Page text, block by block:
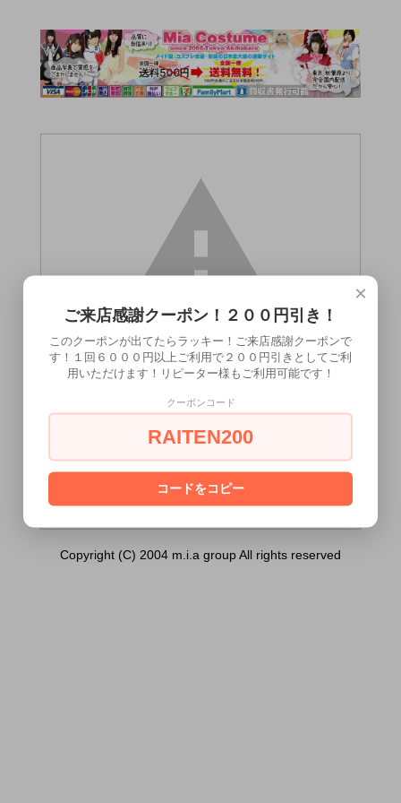
ディ電動ホール）は18歳未満の方には販売
[ はい ] [ いいえ ]
Copyright (C) 2004 m.i.a group All rights reserved
×
ご来店感謝クーポン！２００円引き！
このクーポンが出てたらラッキー！ご来店感謝クーポンで
す！１回６０００円以上ご利用で２００円引きとしてご利
用いただけます！リピーター様もご利用可能です！
クーポンコード
RAITEN200
コードをコピー